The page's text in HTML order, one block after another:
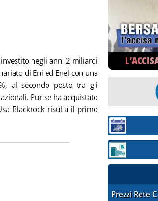
negli anni 2 miliardi
di Eni ed Enel con una
al secondo posto tra gli
Pur se ha acquistato
Blackrock risulta il primo
'Acea, governance e politica'
Sezione:
Sezione:
Prezzi Rete